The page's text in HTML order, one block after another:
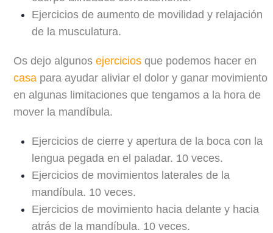
Ejercicios de aumento de movilidad y relajación
de la musculatura.
Os dejo algunos ejercicios que podemos hacer en
casa para ayudar aliviar el dolor y ganar movimiento
en algunas limitaciones que tengamos a la hora de
mover la mandíbula.
Ejercicios de cierre y apertura de la boca con la
lengua pegada en el paladar. 10 veces.
Ejercicios de movimientos laterales de la
mandíbula. 10 veces.
Ejercicios de movimiento hacia delante y hacia
atrás de la mandíbula. 10 veces.